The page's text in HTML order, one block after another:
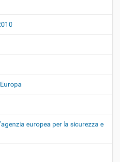
europea per la sicurezza e